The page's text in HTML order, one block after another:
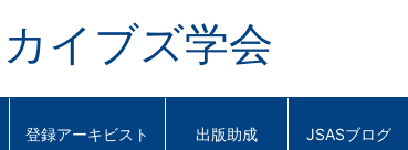
イブズ学会
登録アーキビスト 出版助成 JSASブログ